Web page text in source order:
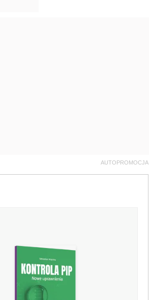
AUTOPROMOCJA